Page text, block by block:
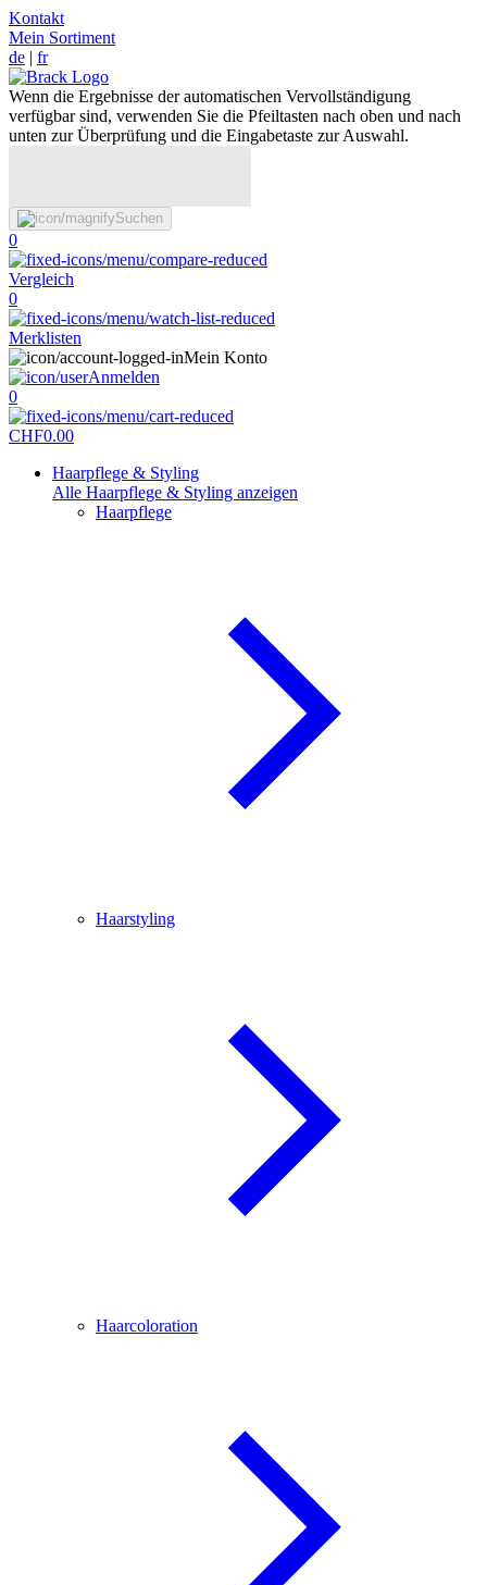
Kontakt
Mein Sortiment
de | fr
Wenn die Ergebnisse der automatischen Vervollständigung
verfügbar sind, verwenden Sie die Pfeiltasten nach oben und nach
unten zur Überprüfung und die Eingabetaste zur Auswahl.
Suchen
0
Vergleich
0
Merklisten
Mein Konto
Anmelden
0
CHF0.00
Haarpflege & Styling
Alle Haarpflege & Styling anzeigen
Haarpflege
Haarstyling
Haarcoloration